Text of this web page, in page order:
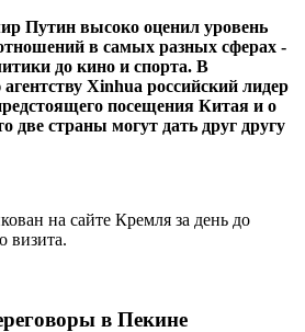
Путин высоко оценил уровень
в самых разных сферах -
до кино и спорта. В
Xinhua российский лидер
посещения Китая и о
две страны могут дать друг другу
на сайте Кремля за день до
визита.
в Пекине